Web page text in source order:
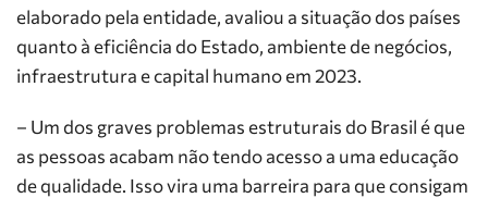
elaborado pela entidade, avaliou a situação dos países
quanto à eficiência do Estado, ambiente de negócios,
infraestrutura e capital humano em 2023.
– Um dos graves problemas estruturais do Brasil é que
as pessoas acabam não tendo acesso a uma educação
de qualidade. Isso vira uma barreira para que consigam